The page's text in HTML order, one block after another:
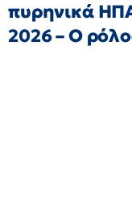
πυρηνικά
2026 – Ο